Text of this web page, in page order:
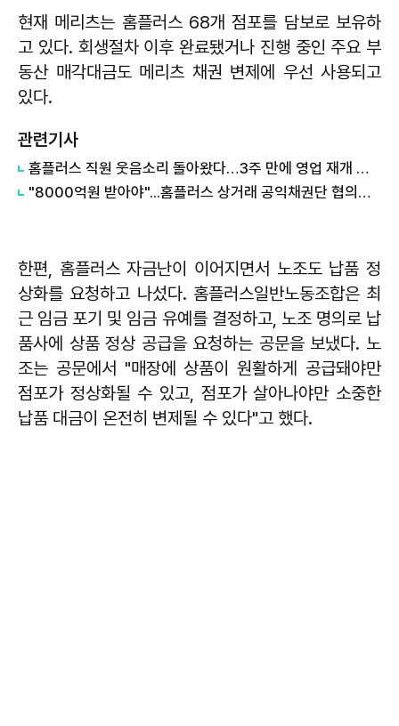
현재 메리츠는 홈플러스 68개 점포를 담보로 보유하
고 있다. 회생절차 이후 완료됐거나 진행 중인 주요 부
동산 매각대금도 메리츠 채권 변제에 우선 사용되고
있다.
관련기사
홈플러스 직원 웃음소리 돌아왔다…3주 만에 영업 재개 채비
"8000억원 받아야"...홈플러스 상거래 공익채권단 협의회 발족
한편, 홈플러스 자금난이 이어지면서 노조도 납품 정
상화를 요청하고 나섰다. 홈플러스일반노동조합은 최
근 임금 포기 및 임금 유예를 결정하고, 노조 명의로 납
품사에 상품 정상 공급을 요청하는 공문을 보냈다. 노
조는 공문에서 "매장에 상품이 원활하게 공급돼야만
점포가 정상화될 수 있고, 점포가 살아나야만 소중한
납품 대금이 온전히 변제될 수 있다"고 했다.